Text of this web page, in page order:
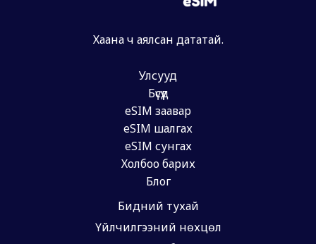
Хаана ч аялсан дататай.
Улсууд
Бүсүүд
eSIM заавар
eSIM шалгах
eSIM сунгах
Холбоо барих
Блог
Бидний тухай
Үйлчилгээний нөхцөл